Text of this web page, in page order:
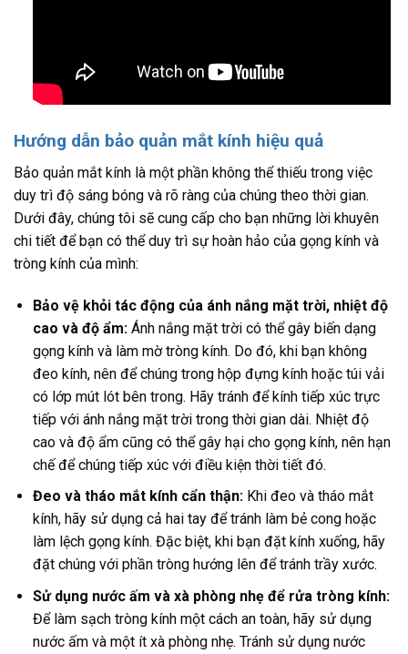
Hướng dẫn bảo quản mắt kính hiệu quả
Bảo quản mắt kính là một phần không thể thiếu trong việc
duy trì độ sáng bóng và rõ ràng của chúng theo thời gian.
Dưới đây, chúng tôi sẽ cung cấp cho bạn những lời khuyên
chi tiết để bạn có thể duy trì sự hoàn hảo của gọng kính và
tròng kính của mình:
Bảo vệ khỏi tác động của ánh nắng mặt trời, nhiệt độ
cao và độ ẩm:Ánh nắng mặt trời có thể gây biến dạng
gọng kính và làm mờ tròng kính. Do đó, khi bạn không
đeo kính, nên để chúng trong hộp đựng kính hoặc túi vải
có lớp mút lót bên trong. Hãy tránh để kính tiếp xúc trực
tiếp với ánh nắng mặt trời trong thời gian dài. Nhiệt độ
cao và độ ẩm cũng có thể gây hại cho gọng kính, nên hạn
chế để chúng tiếp xúc với điều kiện thời tiết đó.
Đeo và tháo mắt kính cẩn thận:Khi đeo và tháo mắt
kính, hãy sử dụng cả hai tay để tránh làm bẻ cong hoặc
làm lệch gọng kính. Đặc biệt, khi bạn đặt kính xuống, hãy
đặt chúng với phần tròng hướng lên để tránh trầy xước.
Sử dụng nước ấm và xà phòng nhẹ để rửa tròng kính:
Để làm sạch tròng kính một cách an toàn, hãy sử dụng
nước ấm và một ít xà phòng nhẹ. Tránh sử dụng nước